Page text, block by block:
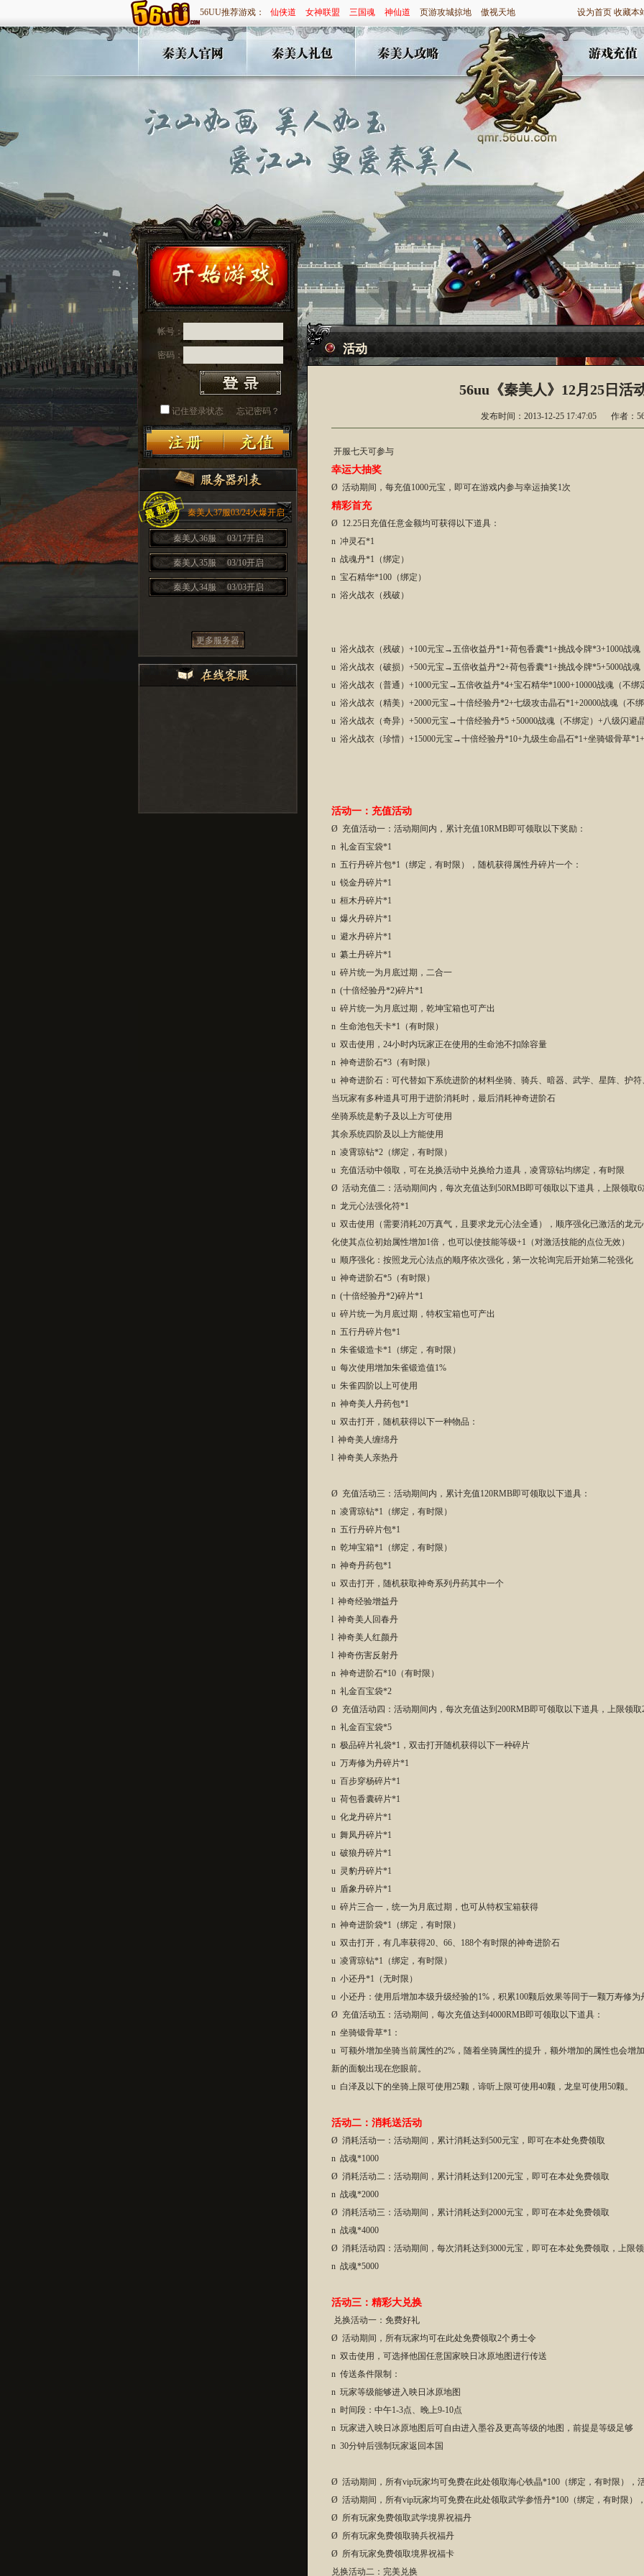
56UU推荐游戏： 仙侠道 女神联盟 三国魂 神仙道 页游攻城掠地 傲视天地 设为首页 收藏本
帐号：
密码：
记住登录状态 忘记密码？
秦美人37服03/24火爆开启
秦美人36服 03/17开启
秦美人35服 03/10开启
秦美人34服 03/03开启
更多服务器
活动
56uu《秦美人》12月25日活
发布时间：2013-12-25 17:47:05 作者：
开服七天可参与
幸运大抽奖
Ø 活动期间，每充值1000元宝，即可在游戏内参与幸运抽奖1次
精彩首充
Ø 12.25日充值任意金额均可获得以下道具：
n 冲灵石*1
n 战魂丹*1（绑定）
n 宝石精华*100（绑定）
n 浴火战衣（残破）
u 浴火战衣（残破）+100元宝→五倍收益丹*1+荷包香囊*1+挑战令牌*3+1000战魂
u 浴火战衣（破损）+500元宝→五倍收益丹*2+荷包香囊*1+挑战令牌*5+5000战魂
u 浴火战衣（普通）+1000元宝→五倍收益丹*4+宝石精华*1000+10000战魂（不绑
u 浴火战衣（精美）+2000元宝→十倍经验丹*2+七级攻击晶石*1+20000战魂（不
u 浴火战衣（奇异）+5000元宝→十倍经验丹*5 +50000战魂（不绑定）+八级闪避
u 浴火战衣（珍惜）+15000元宝→十倍经验丹*10+九级生命晶石*1+坐骑锻骨草
活动一：充值活动
Ø 充值活动一：活动期间内，累计充值10RMB即可领取以下奖励：
n 礼金百宝袋*1
n 五行丹碎片包*1（绑定，有时限），随机获得属性丹碎片一个：
u 锐金丹碎片*1
u 桓木丹碎片*1
u 爆火丹碎片*1
u 避水丹碎片*1
u 纂土丹碎片*1
u 碎片统一为月底过期，二合一
n (十倍经验丹*2)碎片*1
u 碎片统一为月底过期，乾坤宝箱也可产出
n 生命池包天卡*1（有时限）
u 双击使用，24小时内玩家正在使用的生命池不扣除容量
n 神奇进阶石*3（有时限）
u 神奇进阶石：可代替如下系统进阶的材料坐骑、骑兵、暗器、武学、星阵、护
当玩家有多种道具可用于进阶消耗时，最后消耗神奇进阶石
坐骑系统是豹子及以上方可使用
其余系统四阶及以上方能使用
n 凌霄琼钻*2（绑定，有时限）
u 充值活动中领取，可在兑换活动中兑换给力道具，凌霄琼钻均绑定，有时限
Ø 活动充值二：活动期间内，每次充值达到50RMB即可领取以下道具，上限领取6
n 龙元心法强化符*1
u 双击使用（需要消耗20万真气，且要求龙元心法全通），顺序强化已激活的龙
化使其点位初始属性增加1倍，也可以使技能等级+1（对激活技能的点位无效）
u 顺序强化：按照龙元心法点的顺序依次强化，第一次轮询完后开始第二轮强化
u 神奇进阶石*5（有时限）
n (十倍经验丹*2)碎片*1
u 碎片统一为月底过期，特权宝箱也可产出
n 五行丹碎片包*1
n 朱雀锻造卡*1（绑定，有时限）
u 每次使用增加朱雀锻造值1%
u 朱雀四阶以上可使用
n 神奇美人丹药包*1
u 双击打开，随机获得以下一种物品：
l 神奇美人缠绵丹
l 神奇美人亲热丹
Ø 充值活动三：活动期间内，累计充值120RMB即可领取以下道具：
n 凌霄琼钻*1（绑定，有时限）
n 五行丹碎片包*1
n 乾坤宝箱*1（绑定，有时限）
n 神奇丹药包*1
u 双击打开，随机获取神奇系列丹药其中一个
l 神奇经验增益丹
l 神奇美人回春丹
l 神奇美人红颜丹
l 神奇伤害反射丹
n 神奇进阶石*10（有时限）
n 礼金百宝袋*2
Ø 充值活动四：活动期间内，每次充值达到200RMB即可领取以下道具，上限领取
n 礼金百宝袋*5
n 极品碎片礼袋*1，双击打开随机获得以下一种碎片
u 万寿修为丹碎片*1
u 百步穿杨碎片*1
u 荷包香囊碎片*1
u 化龙丹碎片*1
u 舞凤丹碎片*1
u 破狼丹碎片*1
u 灵豹丹碎片*1
u 盾象丹碎片*1
u 碎片三合一，统一为月底过期，也可从特权宝箱获得
n 神奇进阶袋*1（绑定，有时限）
u 双击打开，有几率获得20、66、188个有时限的神奇进阶石
u 凌霄琼钻*1（绑定，有时限）
n 小还丹*1（无时限）
u 小还丹：使用后增加本级升级经验的1%，积累100颗后效果等同于一颗万寿修为
Ø 充值活动五：活动期间，每次充值达到4000RMB即可领取以下道具：
n 坐骑锻骨草*1：
u 可额外增加坐骑当前属性的2%，随着坐骑属性的提升，额外增加的属性也会增
新的面貌出现在您眼前。
u 白泽及以下的坐骑上限可使用25颗，谛听上限可使用40颗，龙皇可使用50颗。
活动二：消耗送活动
Ø 消耗活动一：活动期间，累计消耗达到500元宝，即可在本处免费领取
n 战魂*1000
Ø 消耗活动二：活动期间，累计消耗达到1200元宝，即可在本处免费领取
n 战魂*2000
Ø 消耗活动三：活动期间，累计消耗达到2000元宝，即可在本处免费领取
n 战魂*4000
Ø 消耗活动四：活动期间，每次消耗达到3000元宝，即可在本处免费领取，上限
n 战魂*5000
活动三：精彩大兑换
兑换活动一：免费好礼
Ø 活动期间，所有玩家均可在此处免费领取2个勇士令
n 双击使用，可选择他国任意国家映日冰原地图进行传送
n 传送条件限制：
n 玩家等级能够进入映日冰原地图
n 时间段：中午1-3点、晚上9-10点
n 玩家进入映日冰原地图后可自由进入墨谷及更高等级的地图，前提是等级足够
n 30分钟后强制玩家返回本国
Ø 活动期间，所有vip玩家均可免费在此处领取海心铁晶*100（绑定，有时限），
Ø 活动期间，所有vip玩家均可免费在此处领取武学参悟丹*100（绑定，有时限）
Ø 所有玩家免费领取武学境界祝福丹
Ø 所有玩家免费领取骑兵祝福丹
Ø 所有玩家免费领取境界祝福卡
兑换活动二：完美兑换